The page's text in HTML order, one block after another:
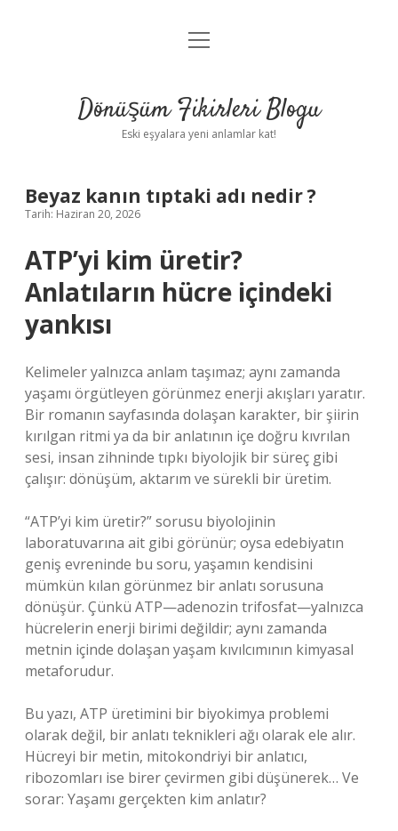
Anasayfa
Yasal Uyarı
menüyü
Dönüşüm Fikirleri Blogu
Eski eşyalara yeni anlamlar kat!
Beyaz kanın tıptaki adı nedir ?
Tarih: Haziran 20, 2026
ATP’yi kim üretir?
Anlatıların hücre içindeki
yankısı
Kelimeler yalnızca anlam taşımaz; aynı zamanda
yaşamı örgütleyen görünmez enerji akışları yaratır.
Bir romanın sayfasında dolaşan karakter, bir şiirin
kırılgan ritmi ya da bir anlatının içe doğru kıvrılan
sesi, insan zihninde tıpkı biyolojik bir süreç gibi
çalışır: dönüşüm, aktarım ve sürekli bir üretim.
“ATP’yi kim üretir?” sorusu biyolojinin
laboratuvarına ait gibi görünür; oysa edebiyatın
geniş evreninde bu soru, yaşamın kendisini
mümkün kılan görünmez bir anlatı sorusuna
dönüşür. Çünkü ATP—adenozin trifosfat—yalnızca
hücrelerin enerji birimi değildir; aynı zamanda
metnin içinde dolaşan yaşam kıvılcımının kimyasal
metaforudur.
Bu yazı, ATP üretimini bir biyokimya problemi
olarak değil, biranlatı teknikleri ağı olarak ele alır.
Hücreyi bir metin, mitokondriyi bir anlatıcı,
ribozomları ise birer çevirmen gibi düşünerek… Ve
sorar: Yaşamı gerçekten kim anlatır?